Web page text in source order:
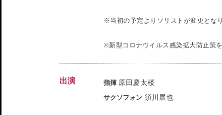
※当初の予定よりソリストが変更とな
※新型コロナウイルス感染拡大防止策
出演 指揮原田慶太楼
サクソフォン 須川展也